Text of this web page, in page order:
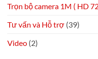
Trọn bộ camera 1M ( HD
Tư vấn và Hỗ trợ (39)
Video (2)